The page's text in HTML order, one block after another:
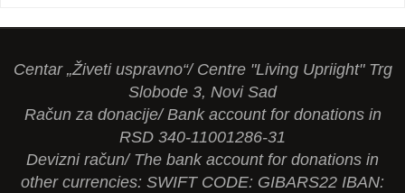
Centar „Živeti uspravno“/ Centre "Living Upriight" Trg
Slobode 3, Novi Sad
Račun za donacije/ Bank account for donations in
RSD 340-11001286-31
Devizni račun/ The bank account for donations in
other currencies: SWIFT CODE: GIBARS22 IBAN: